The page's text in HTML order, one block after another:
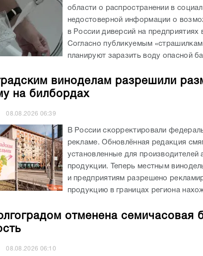
области о распространении в
недостоверной информации о
в России диверсий на предприятиях
Согласно публикуемым
планируют заразить воду опасной
виноделам разрешили
на билбордах
08.08.2026 06:39
В России скорректировали
рекламе. Обновлённая редакция
установленные для производителей
продукции. Теперь местным
и предприятиям разрешено
продукцию в границах региона
отменена семичасовая
08.08.2026 06:10